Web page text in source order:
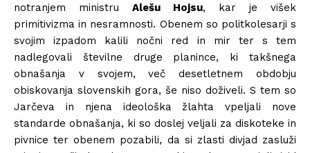
notranjem ministru Alešu Hojsu, kar je višek
primitivizma in nesramnosti. Obenem so politkolesarji s
svojim izpadom kalili nočni red in mir ter s tem
nadlegovali številne druge planince, ki takšnega
obnašanja v svojem, več desetletnem obdobju
obiskovanja slovenskih gora, še niso doživeli. S tem so
Jarčeva in njena ideološka žlahta vpeljali nove
standarde obnašanja, ki so doslej veljali za diskoteke in
pivnice ter obenem pozabili, da si zlasti divjad zasluži